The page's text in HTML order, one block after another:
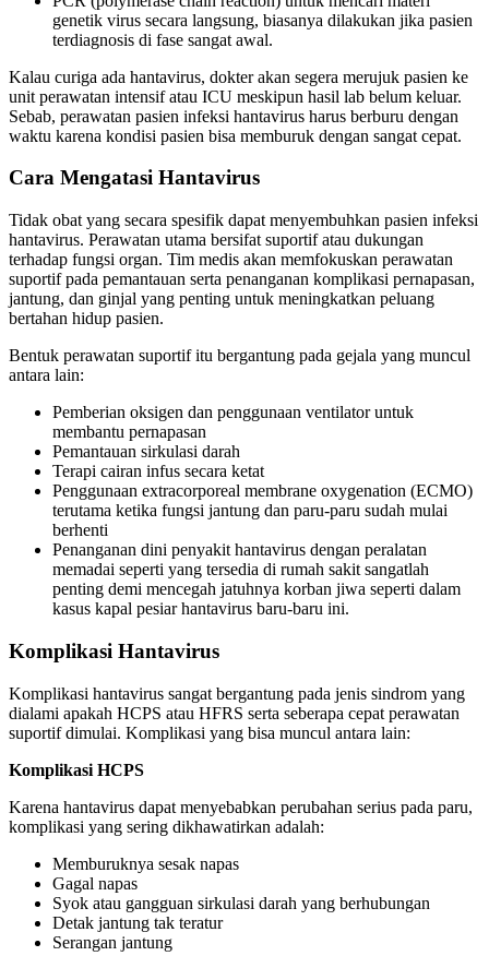
genetik virus secara langsung, biasanya dilakukan jika pasien
terdiagnosis di fase sangat awal.
Kalau curiga ada hantavirus, dokter akan segera merujuk pasien ke
unit perawatan intensif atau ICU meskipun hasil lab belum keluar.
Sebab, perawatan pasien infeksi hantavirus harus berburu dengan
waktu karena kondisi pasien bisa memburuk dengan sangat cepat.
Cara Mengatasi Hantavirus
Tidak obat yang secara spesifik dapat menyembuhkan pasien infeksi
hantavirus. Perawatan utama bersifat suportif atau dukungan
terhadap fungsi organ. Tim medis akan memfokuskan perawatan
suportif pada pemantauan serta penanganan komplikasi pernapasan,
jantung, dan ginjal yang penting untuk meningkatkan peluang
bertahan hidup pasien.
Bentuk perawatan suportif itu bergantung pada gejala yang muncul
antara lain:
Pemberian oksigen dan penggunaan ventilator untuk
membantu pernapasan
Pemantauan sirkulasi darah
Terapi cairan infus secara ketat
Penggunaan extracorporeal membrane oxygenation (ECMO)
terutama ketika fungsi jantung dan paru-paru sudah mulai
berhenti
Penanganan dini penyakit hantavirus dengan peralatan
memadai seperti yang tersedia di rumah sakit sangatlah
penting demi mencegah jatuhnya korban jiwa seperti dalam
kasus kapal pesiar hantavirus baru-baru ini.
Komplikasi Hantavirus
Komplikasi hantavirus sangat bergantung pada jenis sindrom yang
dialami apakah HCPS atau HFRS serta seberapa cepat perawatan
suportif dimulai. Komplikasi yang bisa muncul antara lain:
Komplikasi HCPS
Karena hantavirus dapat menyebabkan perubahan serius pada paru,
komplikasi yang sering dikhawatirkan adalah:
Memburuknya sesak napas
Gagal napas
Syok atau gangguan sirkulasi darah yang berhubungan
Detak jantung tak teratur
Serangan jantung